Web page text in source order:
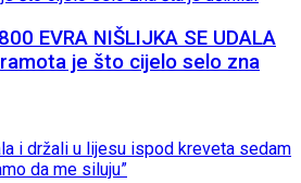
EVRA NIŠLIJKA SE UDALA
je što cijelo selo zna